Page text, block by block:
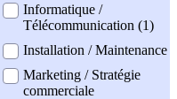
Informatique /
Télécommunication (1)
Installation / Maintenance
Marketing / Stratégie
commerciale